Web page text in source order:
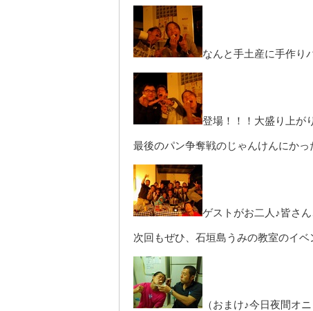
なんと手土産に手作り
登場！！！大盛り上が
最後のパン争奪戦のじゃんけんにかっ
ゲストがお二人♪皆さ
次回もぜひ、石垣島うみの教室のイ
（おまけ♪今日夜間オ